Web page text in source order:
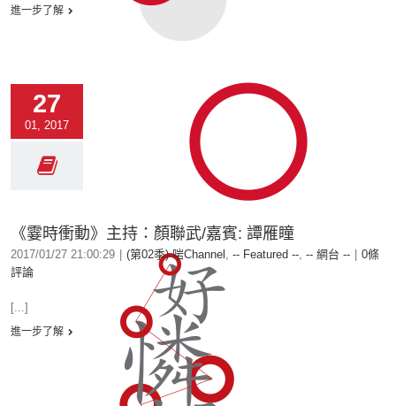
進一步了解
27
01, 2017
《霎時衝動》主持：顏聯武/嘉賓: 譚雁瞳
2017/01/27 21:00:29 (第02季) 啱Channel , -- Featured --, -- 網台 --
0條
評論
[...]
進一步了解